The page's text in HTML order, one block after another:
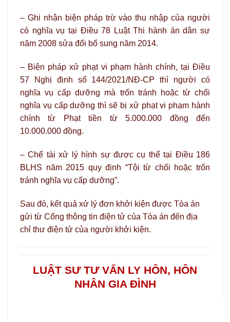
– Ghi nhận biện pháp trừ vào thu nhập của người
có nghĩa vụ tại Điều 78 Luật Thi hành án dân sự
năm 2008 sửa đổi bổ sung năm 2014.
– Biện pháp xử phạt vi phạm hành chính, tại Điều
57 Nghị định số 144/2021/NĐ-CP thì người có
nghĩa vụ cấp dưỡng mà trốn tránh hoặc từ chối
nghĩa vụ cấp dưỡng thì sẽ bị xử phạt vi phạm hành
chính từ Phạt tiền từ 5.000.000 đồng đến
10.000.000 đồng.
– Chế tài xử lý hình sự được cụ thể tại Điều 186
BLHS năm 2015 quy định “Tội từ chối hoặc trốn
tránh nghĩa vụ cấp dưỡng”.
Sau đó, kết quả xử lý đơn khởi kiện được Tòa án
gửi từ Cổng thông tin điện tử của Tòa án đến địa
chỉ thư điện tử của người khởi kiện.
LUẬT SƯ TƯ VẤN LY HÔN, HÔN
NHÂN GIA ĐÌNH